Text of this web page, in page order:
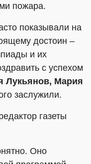
пожара.
показывали на
достоин –
и их
с успехом
Лукьянов, Мария
заслужили.
газеты
Оно